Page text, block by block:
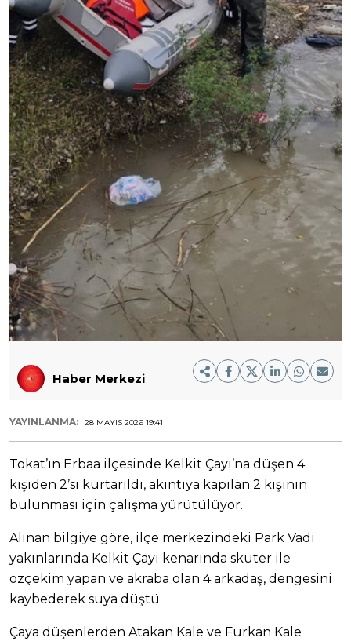
Haber Merkezi
YAYINLANMA: 28 MAYIS 2026 19:41
Tokat’ın Erbaa ilçesinde Kelkit Çayı’na düşen 4
kişiden 2’si kurtarıldı, akıntıya kapılan 2 kişinin
bulunması için çalışma yürütülüyor.
Alınan bilgiye göre, ilçe merkezindeki Park Vadi
yakınlarında Kelkit Çayı kenarında skuter ile
özçekim yapan ve akraba olan 4 arkadaş, dengesini
kaybederek suya düştü.
Çaya düşenlerden Atakan Kale ve Furkan Kale